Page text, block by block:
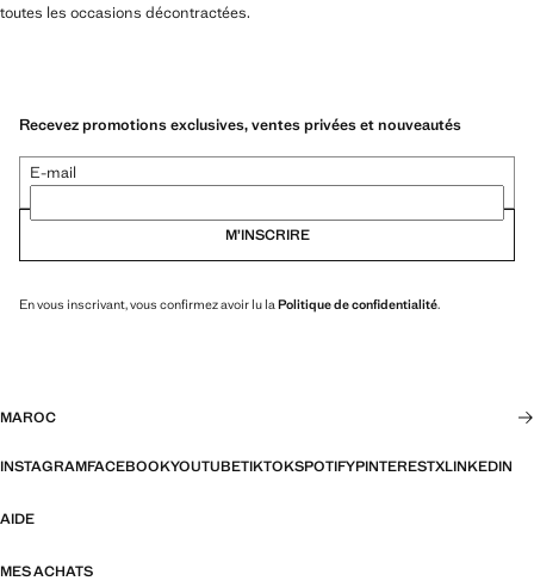
toutes les occasions décontractées.
Recevez promotions exclusives, ventes privées et nouveautés
E-mail
M’INSCRIRE
En vous inscrivant, vous confirmez avoir lu laPolitique de confidentialité.
MAROC
INSTAGRAMFACEBOOKYOUTUBETIKTOKSPOTIFYPINTERESTXLINKEDIN
AIDE
MES ACHATS